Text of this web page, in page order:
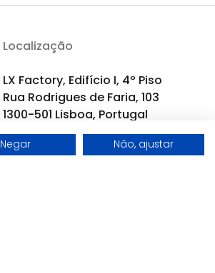
Localização
LX Factory, Edifício I, 4º Piso
Rua Rodrigues de Faria, 103
1300-501 Lisboa, Portugal
Negar Não, ajustar